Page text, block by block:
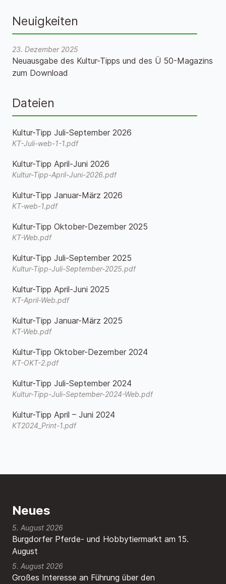
Neuigkeiten
23. Dezember 2025
Neuausgabe des Kultur-Tipps und des Ü 50-Magazins
zum Download
Dateien
Kultur-Tipp Juli-September 2026
KT-Juli-web-1-1.pdf
Kultur-Tipp April-Juni 2026
Kultur-Tipp-April-Juni-2026.pdf
Kultur-Tipp Januar-März 2026
KT-web-1.pdf
Kultur-Tipp Oktober-Dezember 2025
KT-Web.pdf
Kultur-Tipp Juli-September 2025
Kultur-Tipp-Juli-September-2025.pdf
Kultur-Tipp April-Juni 2025
KT-April-Web.pdf
Kultur-Tipp Januar-März 2025
KT-Web.pdf
Kultur-Tipp Oktober-Dezember 2024
KT-OKT-2.pdf
Kultur-Tipp Juli-September 2024
Kultur-Tipp-Juli-September-2024-Web.pdf
Kultur-Tipp April – Juni 2024
KT2024_Print-1.pdf
Neues
Burgdorfer Pferde- und Hobbytiermarkt am 15.
August
5. August 2026
Großes Interesse an Führung über den
5. August 2026